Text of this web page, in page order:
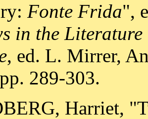
Fonte Frida",
in the
, ed. L. Mirrer,
289-303.
Harriet,